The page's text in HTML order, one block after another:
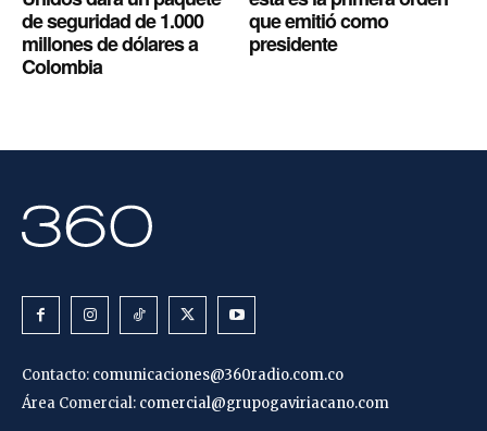
de seguridad de 1.000
millones de dólares a
Colombia
que emitió como
presidente
Contacto: comunicaciones@360radio.com.co
Área Comercial: comercial@grupogaviriacano.com